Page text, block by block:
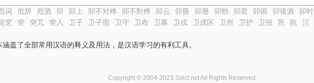
词 卮辞 卮酒 卯 卯上 卯不对榫 卯不對榫 卯云 卯冊 卯册 卯勁 卯君 卯困 卯後酒 卯时
窆 突 突兀 突入 卫子 卫子瑕 卫守 卫布 卫幕 卫戍 卫戍区 卫所 卫护 卫报 㲕 㲖 㲗
盖了全部常用汉语的释义及用法，是汉语学习的有利工具。
Copyright © 2004-2023 Sdict.net All Rights Reserved